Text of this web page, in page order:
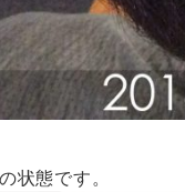
状態です。